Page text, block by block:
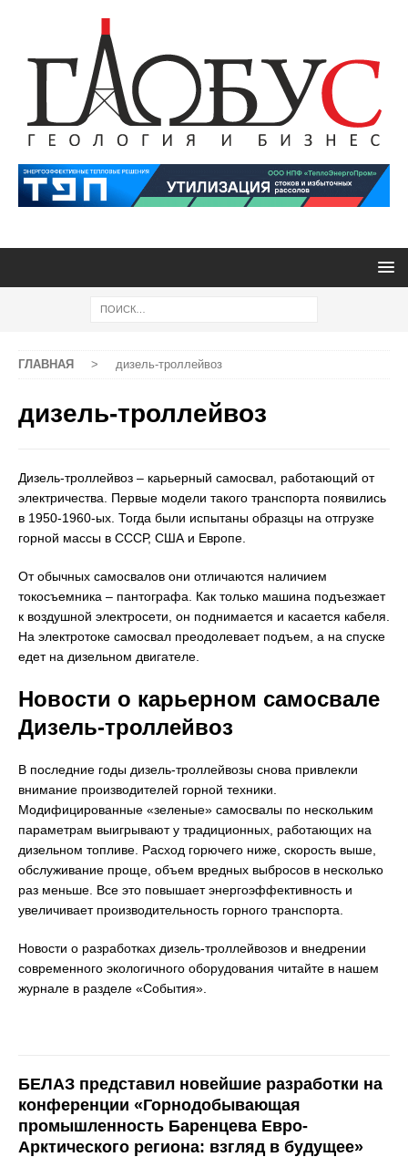
ГЛАВНАЯ > дизель-троллейвоз
дизель-троллейвоз
Дизель-троллейвоз – карьерный самосвал, работающий от
электричества. Первые модели такого транспорта появились
в 1950-1960-ых. Тогда были испытаны образцы на отгрузке
горной массы в СССР, США и Европе.
От обычных самосвалов они отличаются наличием
токосъемника – пантографа. Как только машина подъезжает
к воздушной электросети, он поднимается и касается кабеля.
На электротоке самосвал преодолевает подъем, а на спуске
едет на дизельном двигателе.
Новости о карьерном самосвале
Дизель-троллейвоз
В последние годы дизель-троллейвозы снова привлекли
внимание производителей горной техники.
Модифицированные «зеленые» самосвалы по нескольким
параметрам выигрывают у традиционных, работающих на
дизельном топливе. Расход горючего ниже, скорость выше,
обслуживание проще, объем вредных выбросов в несколько
раз меньше. Все это повышает энергоэффективность и
увеличивает производительность горного транспорта.
Новости о разработках дизель-троллейвозов и внедрении
современного экологичного оборудования читайте в нашем
журнале в разделе «События».
БЕЛАЗ представил новейшие разработки на
конференции «Горнодобывающая
промышленность Баренцева Евро-
Арктического региона: взгляд в будущее»